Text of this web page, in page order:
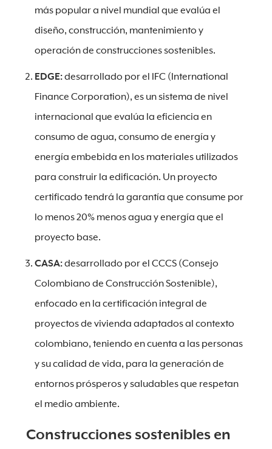
más popular a nivel mundial que evalúa el
diseño, construcción, mantenimiento y
operación de construcciones sostenibles.
EDGE:desarrollado por el IFC (International
Finance Corporation), es un sistema de nivel
internacional que evalúa la eficiencia en
consumo de agua, consumo de energía y
energía embebida en los materiales utilizados
para construir la edificación. Un proyecto
certificado tendrá la garantía que consume por
lo menos 20% menos agua y energía que el
proyecto base.
CASA:desarrollado por el CCCS (Consejo
Colombiano de Construcción Sostenible),
enfocado en la certificación integral de
proyectos de vivienda adaptados al contexto
colombiano, teniendo en cuenta a las personas
y su calidad de vida, para la generación de
entornos prósperos y saludables que respetan
el medio ambiente.
Construcciones sostenibles en